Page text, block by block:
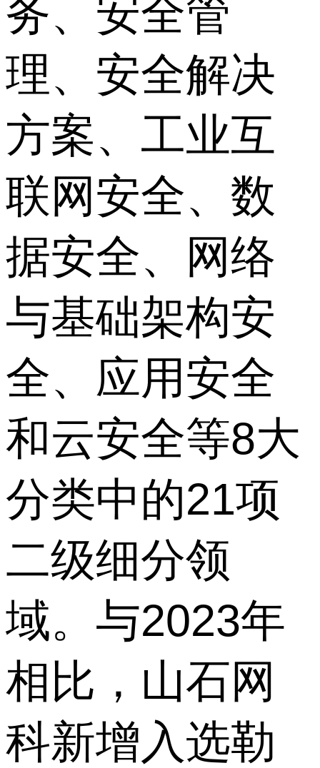
务、安全管
理、安全解决
方案、工业互
联网安全、数
据安全、网络
与基础架构安
全、应用安全
和云安全等8大
分类中的21项
二级细分领
域。与2023年
相比，山石网
科新增入选勒